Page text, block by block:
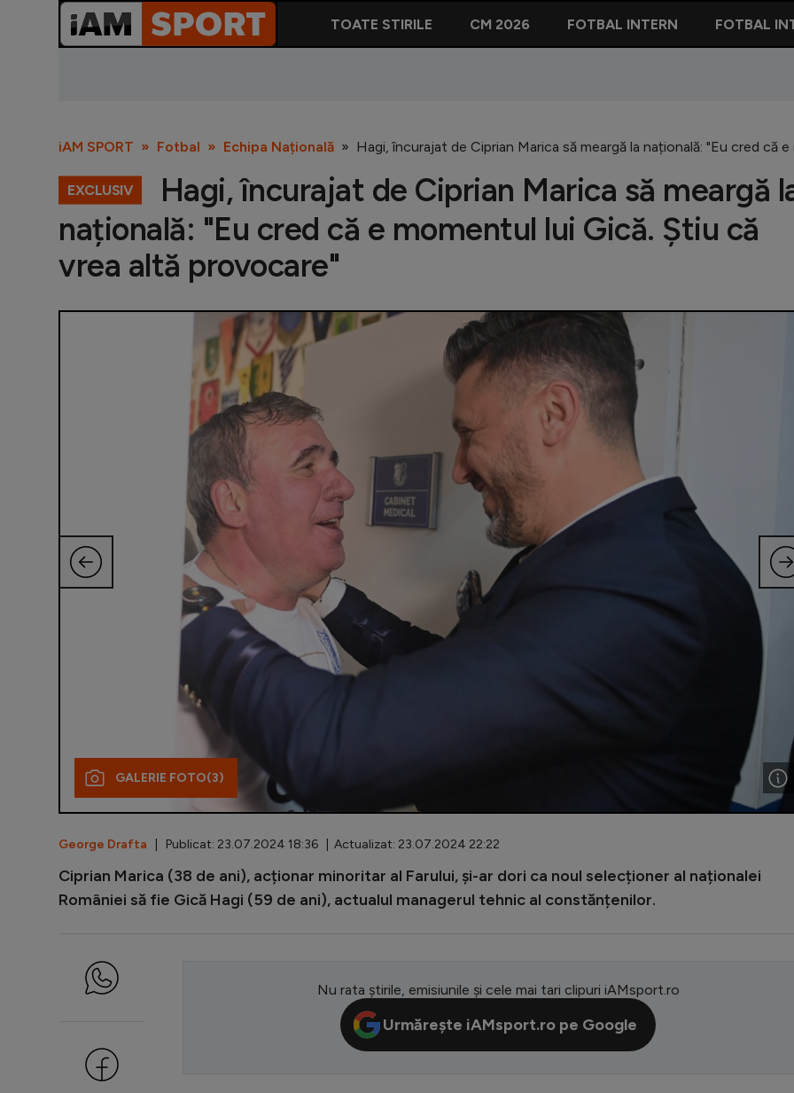
TOATE STIRILE CM 2026 FOTBAL INTERN FOTBAL
iAM SPORT Fotbal Echipa Națională Hagi, încurajat de Ciprian Marica să meargă la națională: "Eu cred că
EXCLUSIV
Hagi, încurajat de Ciprian Marica să meargă
națională: "Eu cred că e momentul lui Gică. Știu că
vrea altă provocare"
GALERIE FOTO(3)
George Drafta | Publicat: 23.07.2024 18:36 | Actualizat: 23.07.2024 22:22
Ciprian Marica (38 de ani), acționar minoritar al Farului, și-ar dori ca noul selecționer al naționalei
României să fie Gică Hagi (59 de ani), actualul managerul tehnic al constănțenilor.
Nu rata știrile, emisiunile și cele mai tari clipuri iAMsport.ro
Urmărește iAMsport.ro pe Google